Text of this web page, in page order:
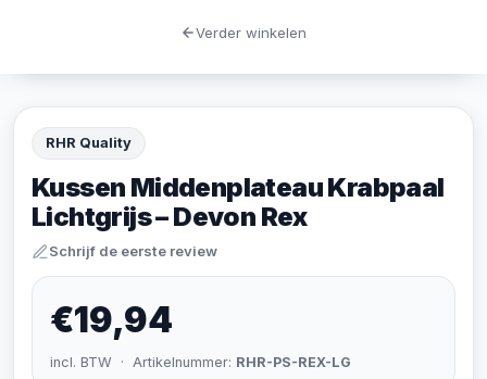
RHR Quality
Kussen Middenplateau Krabpaal
Lichtgrijs – Devon Rex
Schrijf de eerste review
€19,94
incl. BTW · Artikelnummer: RHR-PS-REX-LG
Verder winkelen